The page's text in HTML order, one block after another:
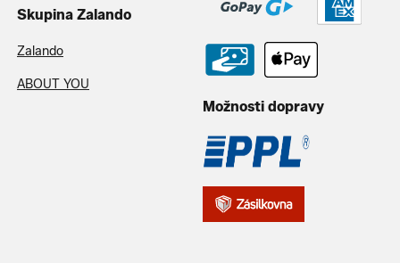
Skupina Zalando
Zalando
ABOUT YOU
Možnosti dopravy